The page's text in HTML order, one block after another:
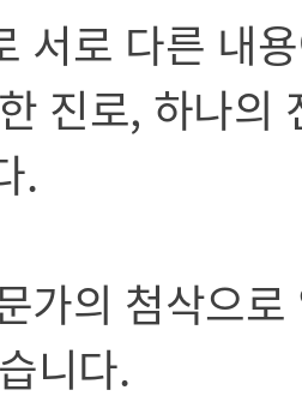
서로 다른 내
진로, 하나의
.
가의 첨삭으
니다.